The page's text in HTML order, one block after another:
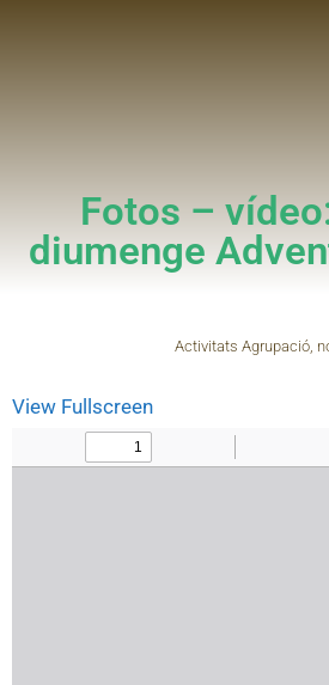
Fotos –
diumenge
Activitats Agrupació,
View Fullscreen